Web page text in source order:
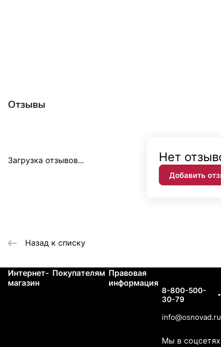
Отзывы
Загрузка отзывов... Нет
Добавить
Назад к списку
Интернет-
магазин
Покупателям Правовая
информация
8-800-500-
30-79
info@osnovad.ru
Мы в соцсетях